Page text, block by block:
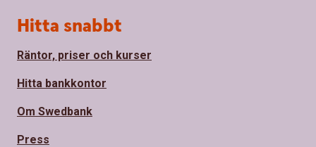
Hitta snabbt
Räntor, priser och kurser
Hitta bankkontor
Om Swedbank
Press